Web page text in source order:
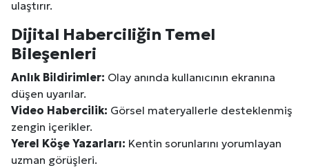
ulaştırır.
Dijital Haberciliğin Temel
Bileşenleri
Anlık Bildirimler: Olay anında kullanıcının ekranına
düşen uyarılar.
Video Habercilik: Görsel materyallerle desteklenmiş
zengin içerikler.
Yerel Köşe Yazarları: Kentin sorunlarını yorumlayan
uzman görüşleri.